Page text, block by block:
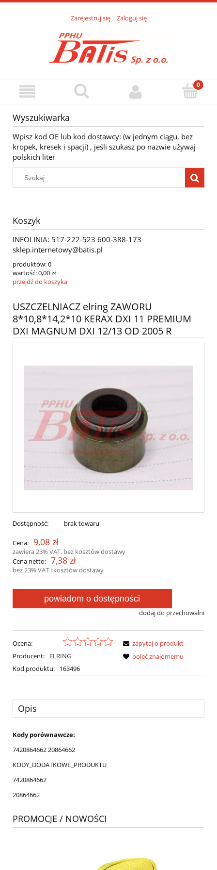
Zarejestruj się Zaloguj się
Wyszukiwarka
Wpisz kod OE lub kod dostawcy: (w jednym ciągu, bez
kropek, kresek i spacji) , jeśli szukasz po nazwie używaj
polskich liter
Koszyk
INFOLINIA: 517-222-523 600-388-173
sklep.internetowy@batis.pl
produktów:0
wartość:0,00 zł
przejdź do koszyka
USZCZELNIACZ elring ZAWORU
8*10,8*14,2*10 KERAX DXI 11 PREMIUM
DXI MAGNUM DXI 12/13 OD 2005 R
Dostępność: brak towaru
Cena: 9,08 zł
zawiera 23% VAT, bez kosztów dostawy
Cena netto: 7,38 zł
bez 23% VAT i kosztów dostawy
powiadom o dostępności
dodaj do przechowalni
Ocena:
Producent:
ELRING
Kod produktu:
163496
zapytaj o produkt
poleć znajomemu
Opis
Kody porównawcze:
7420864662 20864662
KODY_DODATKOWE_PRODUKTU
7420864662
20864662
PROMOCJE / NOWOŚCI